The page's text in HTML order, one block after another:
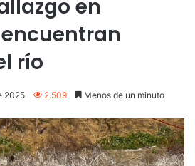
en
río
2025 2.509 Menos de un minuto